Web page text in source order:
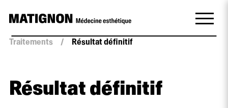
Traitements / Résultat définitif
Résultat définitif